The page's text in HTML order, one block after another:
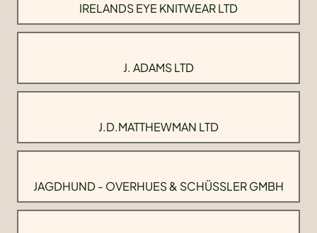
IRELANDS EYE KNITWEAR LTD
J. ADAMS LTD
J.D.MATTHEWMAN LTD
JAGDHUND - OVERHUES & SCHÜSSLER GMBH